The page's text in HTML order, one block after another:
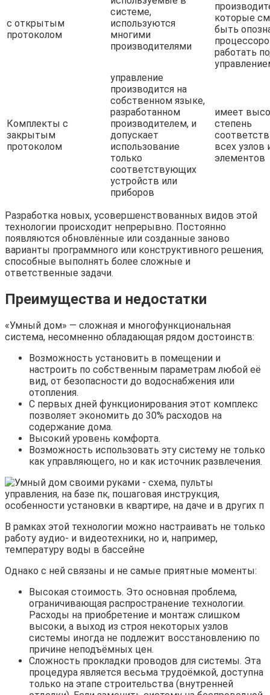
с открытым
протоколом
системе,
используются
многими
производителями
которые
быть
работать
Комплекты с
закрытым
протоколом
управление
производится на
собственном языке,
разработанном
производителем, и
допускает
использование
только
соответствующих
устройств или
приборов
имеет
степень
всех узлов
элементов
Разработка новых, усовершенствованных видов этой
технологии происходит непрерывно. Постоянно
появляются обновлённые или созданные заново
варианты программного или конструктивного решения,
способные выполнять более сложные и
ответственные задачи.
Преимущества и недостатки
«Умный дом» — сложная и многофункциональная
система, несомненно обладающая рядом достоинств:
Возможность установить в помещении и
настроить по собственным параметрам любой её
вид, от безопасности до водоснабжения или
отопления.
С первых дней функционирования этот комплекс
позволяет экономить до 30% расходов на
содержание дома.
Высокий уровень комфорта.
Возможность использовать эту систему не только
как управляющего, но и как источник развлечения.
В рамках этой технологии можно настраивать не только
работу аудио- и видеотехники, но и, например,
температуру воды в бассейне
Однако с ней связаны и не самые приятные моменты:
Высокая стоимость. Это основная проблема,
ограничивающая распространение технологии.
Расходы на приобретение и монтаж слишком
высоки, а выход из строя некоторых узлов
системы иногда не подлежит восстановлению по
причине неподъёмных цен.
Сложность прокладки проводов для системы. Эта
процедура является весьма трудоёмкой, доступна
только на этапе строительства (внутренней